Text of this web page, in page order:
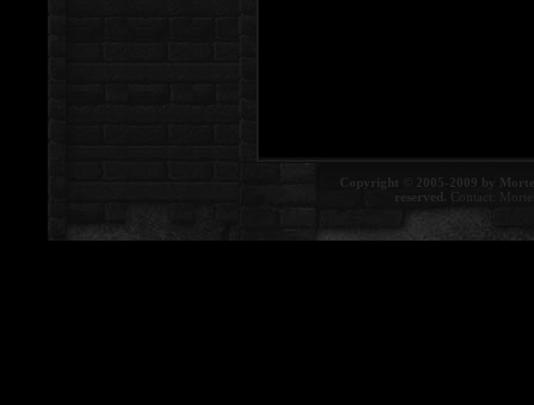
Copyright © 2005-2009 by
reserved. Contact: